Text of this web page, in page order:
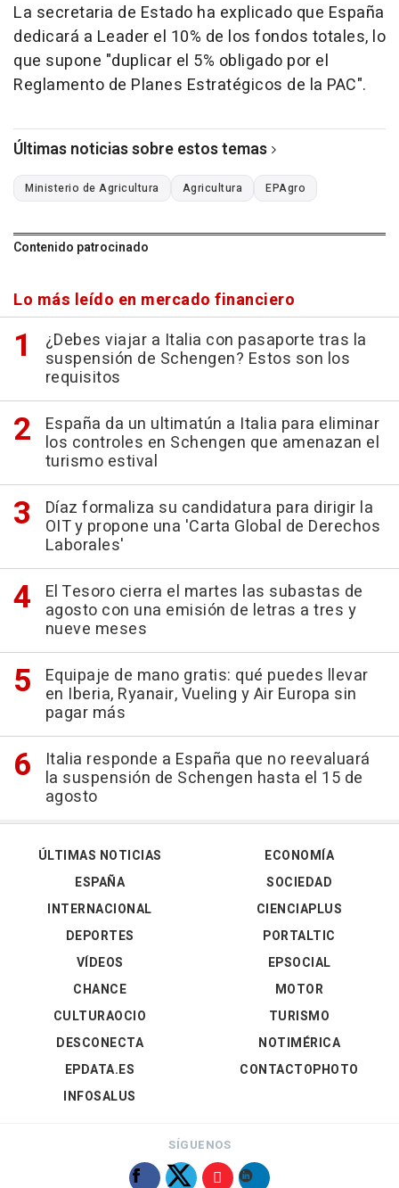
La secretaria de Estado ha explicado que España
dedicará a Leader el 10% de los fondos totales, lo
que supone "duplicar el 5% obligado por el
Reglamento de Planes Estratégicos de la PAC".
Últimas noticias sobre estos temas
Ministerio de Agricultura Agricultura EPAgro
Contenido patrocinado
Lo más leído en mercado financiero
¿Debes viajar a Italia con pasaporte tras la
suspensión de Schengen? Estos son los
requisitos
España da un ultimatún a Italia para eliminar
los controles en Schengen que amenazan el
turismo estival
Díaz formaliza su candidatura para dirigir la
OIT y propone una 'Carta Global de Derechos
Laborales'
El Tesoro cierra el martes las subastas de
agosto con una emisión de letras a tres y
nueve meses
Equipaje de mano gratis: qué puedes llevar
en Iberia, Ryanair, Vueling y Air Europa sin
pagar más
Italia responde a España que no reevaluará
la suspensión de Schengen hasta el 15 de
agosto
ÚLTIMAS NOTICIAS
ESPAÑA
INTERNACIONAL
DEPORTES
VÍDEOS
ECONOMÍA
SOCIEDAD
CIENCIAPLUS
PORTALTIC
EPSOCIAL
CHANCE
CULTURAOCIO
DESCONECTA
EPDATA.ES
INFOSALUS
MOTOR
TURISMO
NOTIMÉRICA
CONTACTOPHOTO
SÍGUENOS